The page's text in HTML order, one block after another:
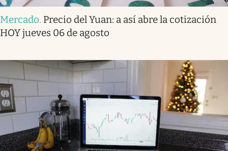
Mercado. Precio del Yuan: a así abre la cotización
HOY jueves 06 de agosto